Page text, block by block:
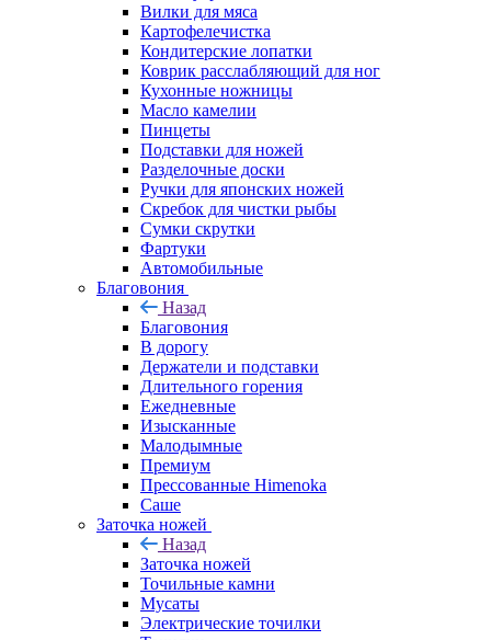
Вилки для мяса
Картофелечистка
Кондитерские лопатки
Коврик расслабляющий для ног
Кухонные ножницы
Масло камелии
Пинцеты
Подставки для ножей
Разделочные доски
Ручки для японских ножей
Скребок для чистки рыбы
Сумки скрутки
Фартуки
Автомобильные
Благовония
Назад
Благовония
В дорогу
Держатели и подставки
Длительного горения
Ежедневные
Изысканные
Малодымные
Премиум
Прессованные Himenoka
Саше
Заточка ножей
Назад
Заточка ножей
Точильные камни
Мусаты
Электрические точилки